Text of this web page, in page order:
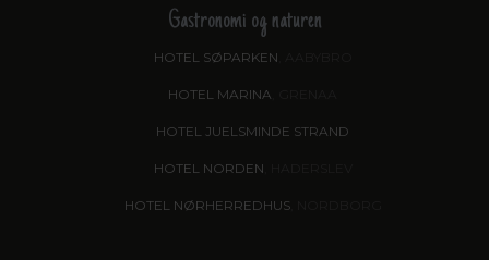
Gastronomi og naturen
HOTEL SØPARKEN
HOTEL MARINA
HOTEL JUELSMINDE STRAND
HOTEL NORDEN
HOTEL NØRHERREDHUS, NORDBORG